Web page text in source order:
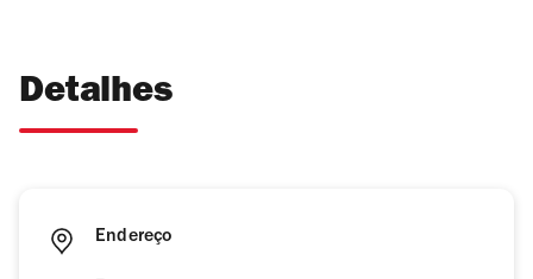
Detalhes
Endereço